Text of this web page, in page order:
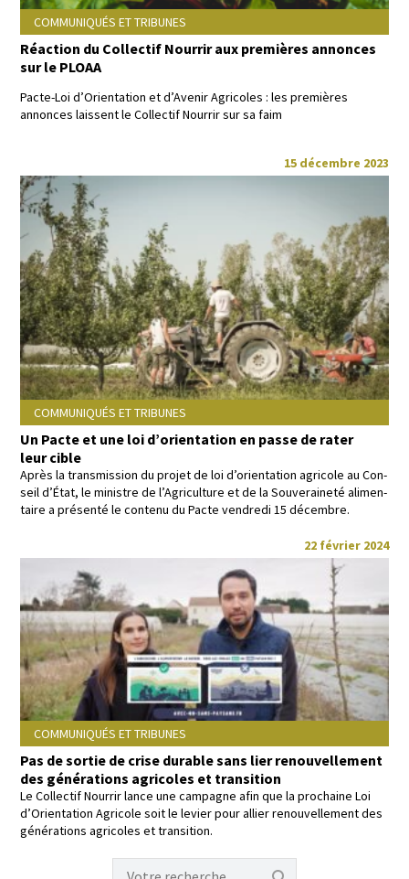
COMMUNIQUÉS ET TRIBUNES
Réaction du Collectif Nourrir aux premières annonces
sur le PLOAA
Pacte-Loi d’Ori­en­ta­tion et d’Avenir Agri­coles : les pre­mières
annonces lais­sent le Col­lec­tif Nour­rir sur sa faim
15 décembre 2023
COMMUNIQUÉS ET TRIBUNES
Un Pacte et une loi d’orientation en passe de rater
leur cible
Après la trans­mis­sion du pro­jet de loi d’ori­en­ta­tion agri­cole au Con­
seil d’État, le min­istre de l’Agriculture et de la Sou­veraineté ali­men­
taire a présen­té le con­tenu du Pacte ven­dre­di 15 décembre.
22 février 2024
COMMUNIQUÉS ET TRIBUNES
Pas de sortie de crise durable sans lier renouvellement
des générations agricoles et transition
Le Col­lec­tif Nour­rir lance une cam­pagne afin que la prochaine Loi
d’Orientation Agri­cole soit le levi­er pour alli­er renou­velle­ment des
généra­tions agri­coles et transition.